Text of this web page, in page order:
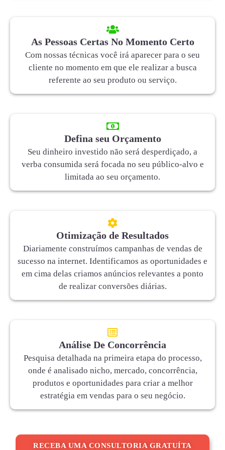
As Pessoas Certas No Momento Certo
Com nossas técnicas você irá aparecer para o seu
cliente no momento em que ele realizar a busca
referente ao seu produto ou serviço.
Defina seu Orçamento
Seu dinheiro investido não será desperdiçado, a
verba consumida será focada no seu público-alvo e
limitada ao seu orçamento.
Otimização de Resultados
Diariamente construímos campanhas de vendas de
sucesso na internet. Identificamos as oportunidades e
em cima delas criamos anúncios relevantes a ponto
de realizar conversões diárias.
Análise De Concorrência
Pesquisa detalhada na primeira etapa do processo,
onde é analisado nicho, mercado, concorrência,
produtos e oportunidades para criar a melhor
estratégia em vendas para o seu negócio.
RECEBA UMA CONSULTORIA GRATUÍTA